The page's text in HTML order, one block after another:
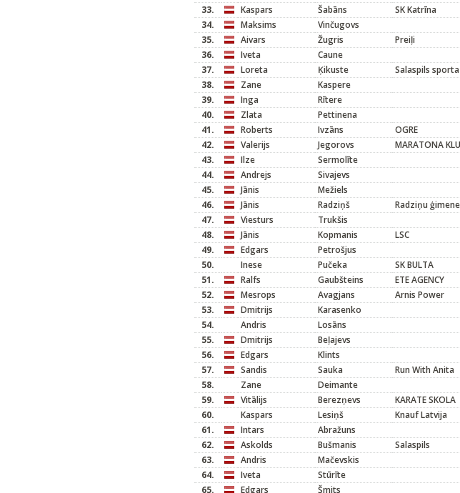
33.
Kaspars Šabāns SK Katrīna
34.
Maksims Vinčugovs
35.
Aivars Žugris Preiļi
36.
Iveta Caune
37.
Loreta Ķikuste Salaspils
38.
Zane Kaspere
39.
Inga Rītere
40.
Zlata Pettinena
41.
Roberts Ivzāns OGRE
42.
Valerijs Jegorovs MARATONA
43.
Ilze Sermolīte
44.
Andrejs Sivajevs
45.
Jānis Mežiels
46.
Jānis Radziņš Radziņu ģimene
47.
Viesturs Trukšis
48.
Jānis Kopmanis LSC
49.
Edgars Petrošjus
50.
Inese Pučeka SK BULTA
51.
Ralfs Gaubšteins ETE AGENCY
52.
Mesrops Avagjans Arnis Power
53.
Dmitrijs Karasenko
54.
Andris Losāns
55.
Dmitrijs Beļajevs
56.
Edgars Klints
57.
Sandis Sauka Run With Anita
58.
Zane Deimante
59.
Vitālijs Berezņevs KARATE SKOLA
60.
Kaspars Lesiņš Knauf Latvija
61.
Intars Abražuns
62.
Askolds Bušmanis Salaspils
63.
Andris Mačevskis
64.
Iveta Stūrīte
65.
Edgars Šmits